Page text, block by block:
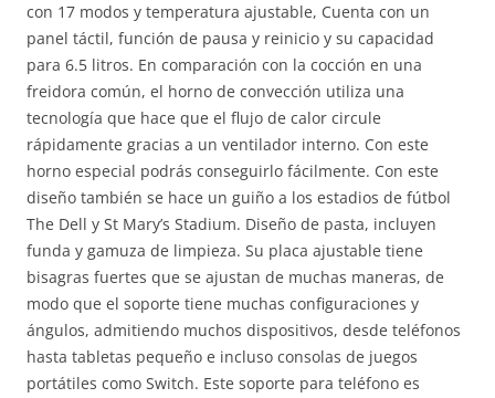
con 17 modos y temperatura ajustable, Cuenta con un
panel táctil, función de pausa y reinicio y su capacidad
para 6.5 litros. En comparación con la cocción en una
freidora común, el horno de convección utiliza una
tecnología que hace que el flujo de calor circule
rápidamente gracias a un ventilador interno. Con este
horno especial podrás conseguirlo fácilmente. Con este
diseño también se hace un guiño a los estadios de fútbol
The Dell y St Mary’s Stadium. Diseño de pasta, incluyen
funda y gamuza de limpieza. Su placa ajustable tiene
bisagras fuertes que se ajustan de muchas maneras, de
modo que el soporte tiene muchas configuraciones y
ángulos, admitiendo muchos dispositivos, desde teléfonos
hasta tabletas pequeño e incluso consolas de juegos
portátiles como Switch. Este soporte para teléfono es